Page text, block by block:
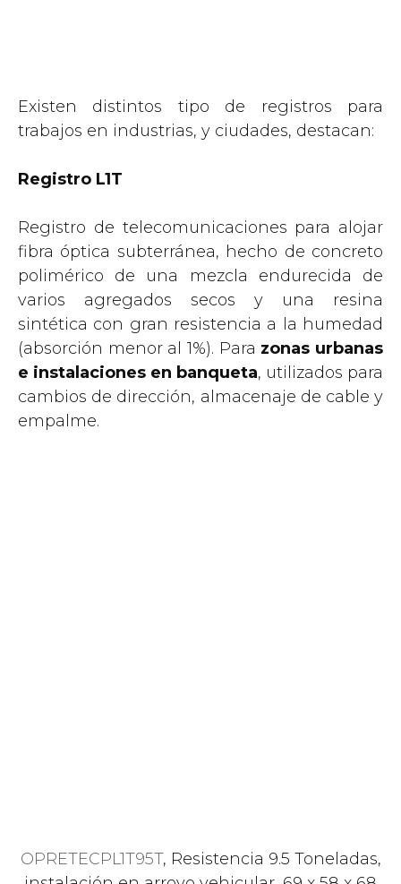
Existen distintos tipo de registros para
trabajos en industrias, y ciudades, destacan:
Registro L1T
Registro de telecomunicaciones para alojar
fibra óptica subterránea, hecho de concreto
polimérico de una mezcla endurecida de
varios agregados secos y una resina
sintética con gran resistencia a la humedad
(absorción menor al 1%). Para zonas urbanas
e instalaciones en banqueta, utilizados para
cambios de dirección, almacenaje de cable y
empalme.
OPRETECPL1T95T, Resistencia 9.5 Toneladas,